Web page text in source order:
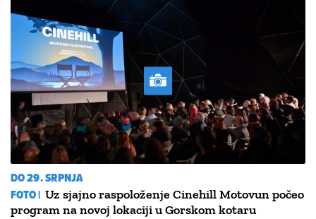
DO 29. SRPNJA
FOTO | Uz sjajno raspoloženje Cinehill Motovun počeo
program na novoj lokaciji u Gorskom kotaru